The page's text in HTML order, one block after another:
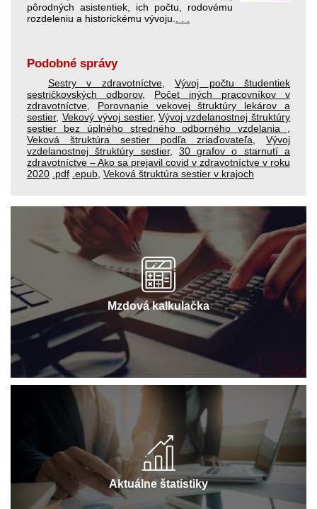
pôrodných asistentiek, ich počtu, rodovému
rozdeleniu a historickému vývoju.. . .
Podobné správy
Sestry v zdravotníctve,Vývoj počtu študentiek
sestričkovských odborov, Počet iných pracovníkov v
zdravotníctve, Porovnanie vekovej štruktúry lekárov a
sestier, Vekový vývoj sestier,Vývoj vzdelanostnej štruktúry
sestier bez úplného stredného odborného vzdelania ,
Veková štruktúra sestier podľa zriaďovateľa, Vývoj
vzdelanostnej štruktúry sestier, 30 grafov o starnutí a
zdravotníctve – Ako sa prejavil covid v zdravotníctve v roku
2020 .pdf .epub, Veková štruktúra sestier v krajoch
Mzdová kalkulačka
Aktuálne štatistiky